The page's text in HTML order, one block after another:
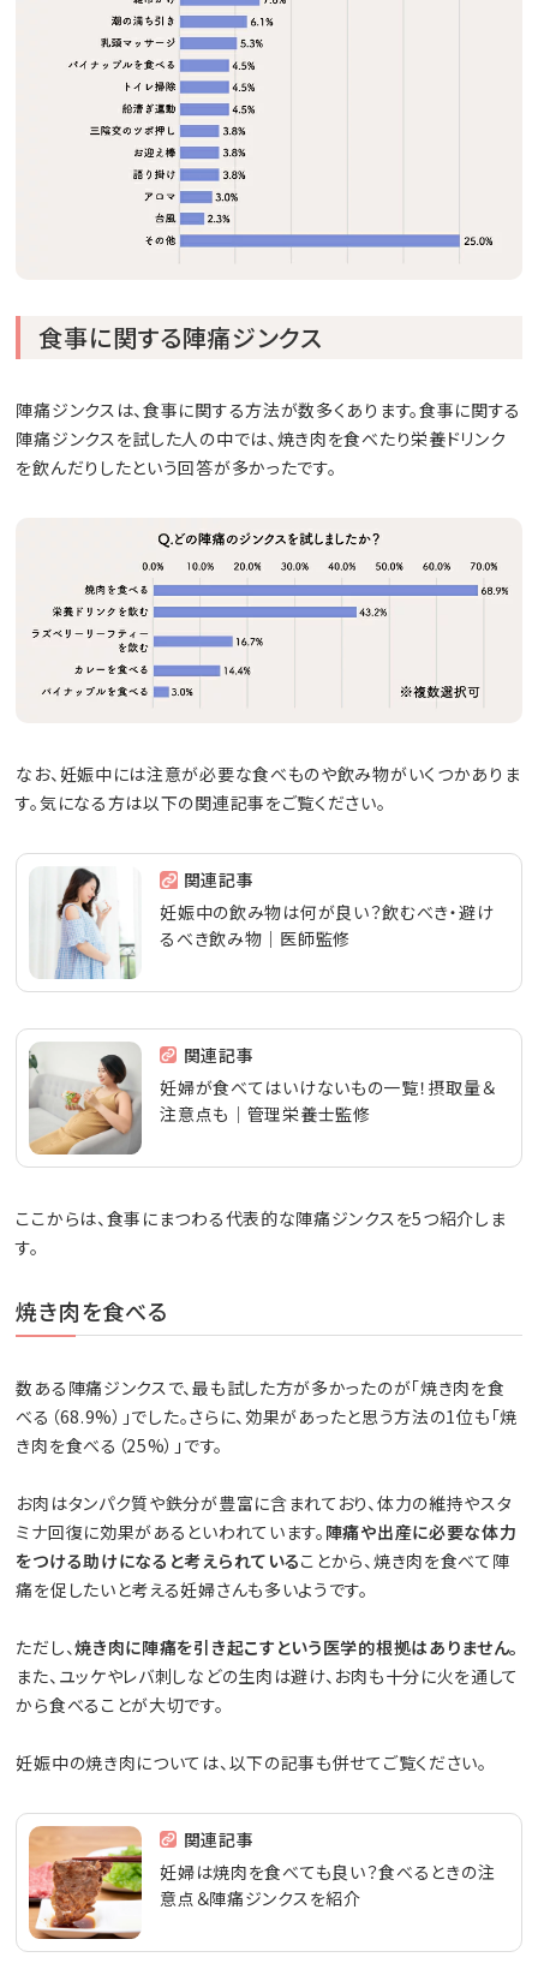
食事に関する陣痛ジンクス
陣痛ジンクスは、食事に関する方法が数多くあります。食事に関する
陣痛ジンクスを試した人の中では、焼き肉を食べたり栄養ドリンク
を飲んだりしたという回答が多かったです。
なお、妊娠中には注意が必要な食べものや飲み物がいくつかありま
す。気になる方は以下の関連記事をご覧ください。
関連記事
妊娠中の飲み物は何が良い？飲むべき・避け
るべき飲み物｜医師監修
関連記事
妊婦が食べてはいけないもの一覧！摂取量＆
注意点も│管理栄養士監修
ここからは、食事にまつわる代表的な陣痛ジンクスを5つ紹介しま
す。
焼き肉を食べる
数ある陣痛ジンクスで、最も試した方が多かったのが「焼き肉を食
べる（68.9%）」でした。さらに、効果があったと思う方法の1位も「焼
き肉を食べる（25%）」です。
お肉はタンパク質や鉄分が豊富に含まれており、体力の維持やスタ
ミナ回復に効果があるといわれています。 陣痛や出産に必要な体力
をつける助けになると考えられていることから、焼き肉を食べて陣
痛を促したいと考える妊婦さんも多いようです。
ただし、焼き肉に陣痛を引き起こすという医学的根拠はありません。
また、ユッケやレバ刺しなどの生肉は避け、お肉も十分に火を通して
から食べることが大切です。
妊娠中の焼き肉については、以下の記事も併せてご覧ください。
関連記事
妊婦は焼肉を食べても良い？食べるときの注
意点＆陣痛ジンクスを紹介